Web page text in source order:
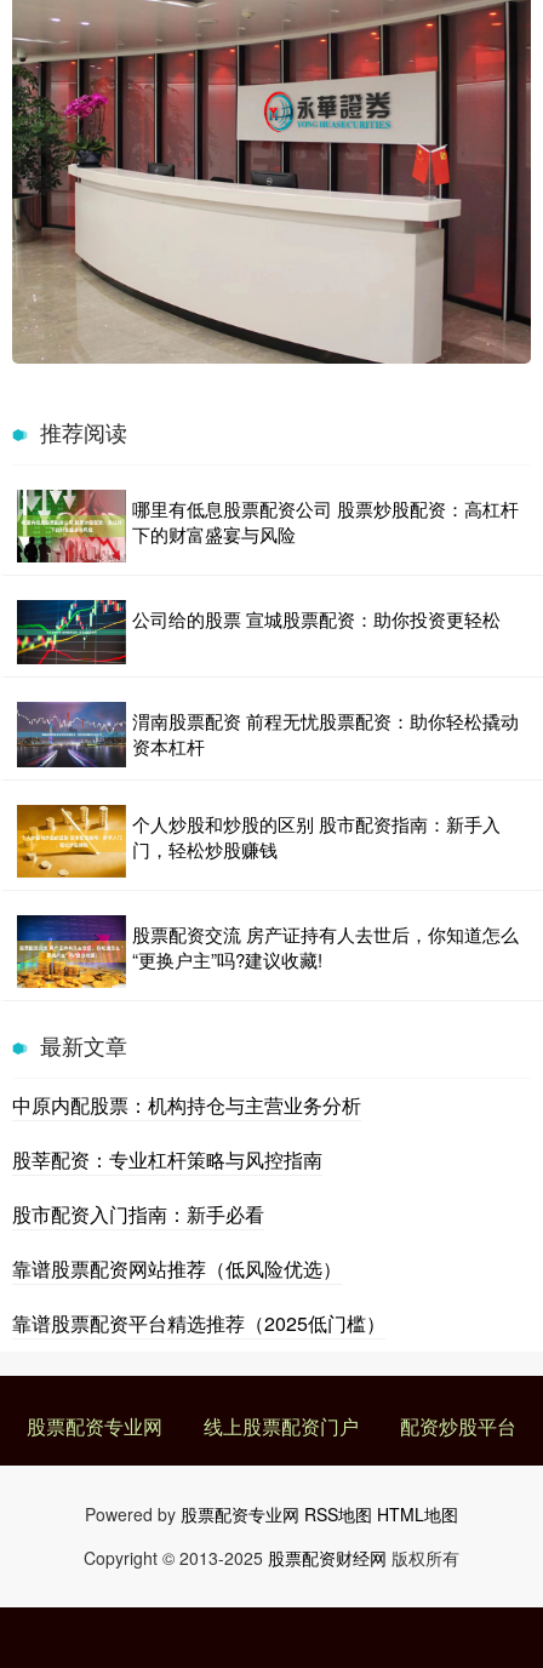
推荐阅读
哪里有低息股票配资公司 股票炒股配资：高杠杆
下的财富盛宴与风险
公司给的股票 宣城股票配资：助你投资更轻松
渭南股票配资 前程无忧股票配资：助你轻松撬动
资本杠杆
个人炒股和炒股的区别 股市配资指南：新手入
门，轻松炒股赚钱
股票配资交流 房产证持有人去世后，你知道怎么
“更换户主”吗?建议收藏!
最新文章
中原内配股票：机构持仓与主营业务分析
股莘配资：专业杠杆策略与风控指南
股市配资入门指南：新手必看
靠谱股票配资网站推荐（低风险优选）
靠谱股票配资平台精选推荐（2025低门槛）
股票配资专业网 线上股票配资门户 配资炒股平台
Powered by 股票配资专业网 RSS地图 HTML地图
Copyright © 2013-2025 股票配资财经网 版权所有